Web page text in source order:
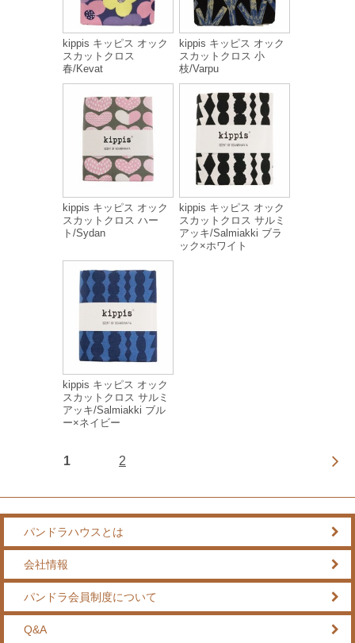
kippis キッピス オック
スカットクロス
春/Kevat
kippis キッピス オック
スカットクロス 小
枝/Varpu
kippis キッピス オック
スカットクロス ハー
ト/Sydan
kippis キッピス オック
スカットクロス サルミ
アッキ/Salmiakki ブラ
ック×ホワイト
kippis キッピス オック
スカットクロス サルミ
アッキ/Salmiakki ブル
ー×ネイビー
1 2
パンドラハウスとは
会社情報
パンドラ会員制度について
Q&A